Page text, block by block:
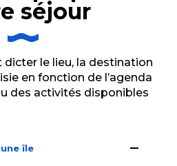
séjour
dicter le lieu, la destination
en fonction de l’agenda
des activités disponibles
île